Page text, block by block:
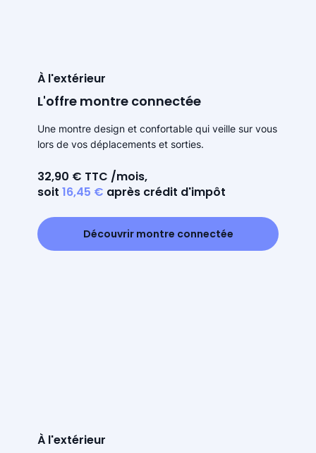
À l'extérieur
L'offre montre connectée
Une montre design et confortable qui veille sur vous
lors de vos déplacements et sorties.
32,90 € TTC /mois,
soit 16,45 € après crédit d'impôt
Découvrir montre connectée
À l'extérieur